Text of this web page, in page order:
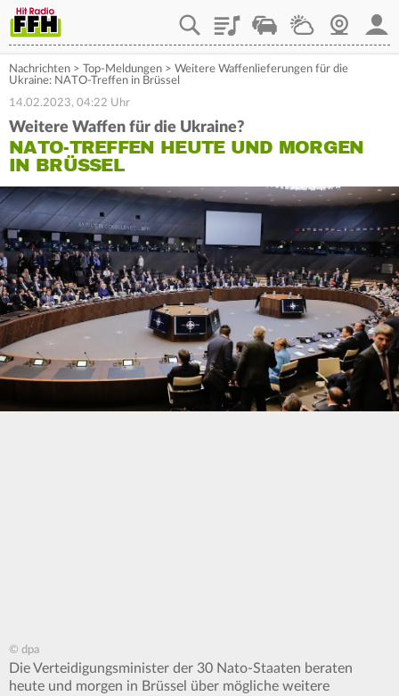
PlaylistStaupilotWetterWebcam
Nachrichten > Top-Meldungen > Weitere Waffenlieferungen für die
Ukraine: NATO-Treffen in Brüssel
14.02.2023, 04:22 Uhr
Weitere Waffen für die Ukraine?
NATO-TREFFEN HEUTE UND MORGEN
IN BRÜSSEL
© dpa
Die Verteidigungsminister der 30 Nato-Staaten beraten
heute und morgen in Brüssel über mögliche weitere